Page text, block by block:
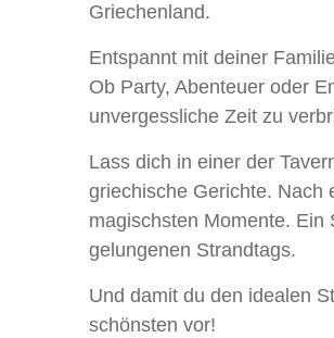
Griechenland.
Entspannt mit deiner
Ob Party, Abenteuer oder
unvergessliche Zeit zu
Lass dich in einer der
griechische Gerichte. Nach
magischsten Momente.
gelungenen Strandtags.
Und damit du den idealen
schönsten vor!